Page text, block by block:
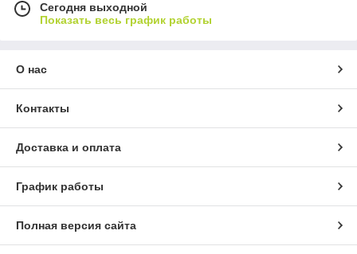
Сегодня выходной
Показать весь график работы
О нас
Контакты
Доставка и оплата
График работы
Полная версия сайта